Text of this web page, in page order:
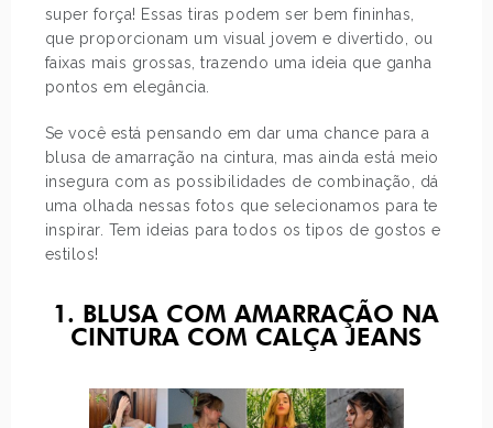
super força! Essas tiras podem ser bem fininhas,
que proporcionam um visual jovem e divertido, ou
faixas mais grossas, trazendo uma ideia que ganha
pontos em elegância.
Se você está pensando em dar uma chance para a
blusa de amarração na cintura, mas ainda está meio
insegura com as possibilidades de combinação, dá
uma olhada nessas fotos que selecionamos para te
inspirar. Tem ideias para todos os tipos de gostos e
estilos!
1. BLUSA COM AMARRAÇÃO NA
CINTURA COM CALÇA JEANS